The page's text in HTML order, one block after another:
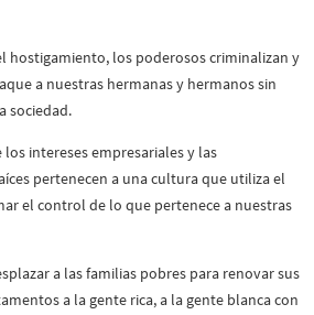
hostigamiento, los poderosos criminalizan y
a nuestras hermanas y hermanos sin
sociedad.
intereses empresariales y las
pertenecen a una cultura que utiliza el
el control de lo que pertenece a nuestras
a las familias pobres para renovar sus
a la gente rica, a la gente blanca con